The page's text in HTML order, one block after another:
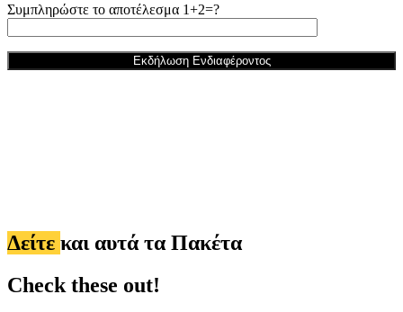
Συμπληρώστε το αποτέλεσμα 1+2=?
Δείτε και αυτά τα Πακέτα
Check these out!